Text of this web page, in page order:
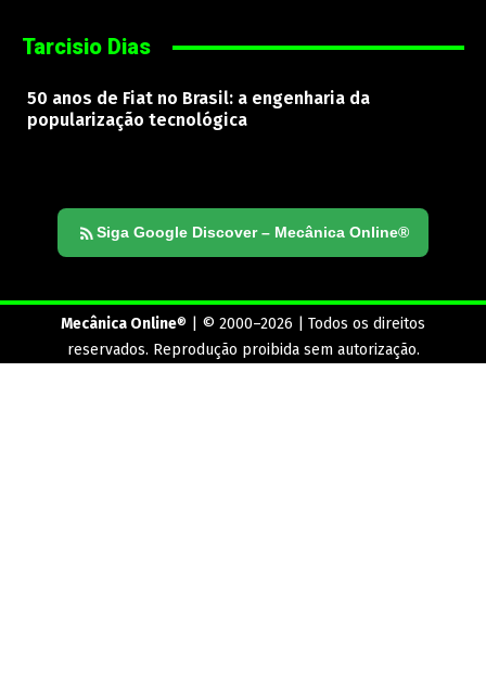
Tarcisio Dias
50 anos de Fiat no Brasil: a engenharia da
popularização tecnológica
Siga Google Discover – Mecânica Online®
Mecânica Online® | © 2000–2026 | Todos os direitos
reservados. Reprodução proibida sem autorização.